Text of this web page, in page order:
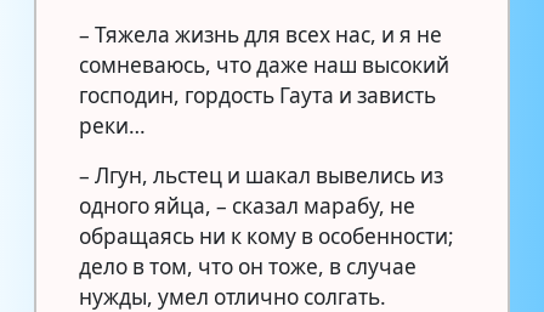
– Тяжела жизнь для всех нас, и я не
сомневаюсь, что даже наш высокий
господин, гордость Гаута и зависть
реки…
– Лгун, льстец и шакал вывелись из
одного яйца, – сказал марабу, не
обращаясь ни к кому в особенности;
дело в том, что он тоже, в случае
нужды, умел отлично солгать.